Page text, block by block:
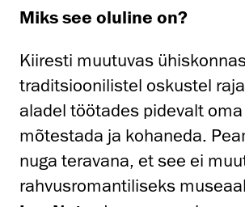
Miks see oluline on?
Kiiresti muutuvas
traditsioonilistel oskustel
aladel töötades pidevalt
mõtestada ja kohaneda.
nuga teravana, et see ei
rahvusromantiliseks